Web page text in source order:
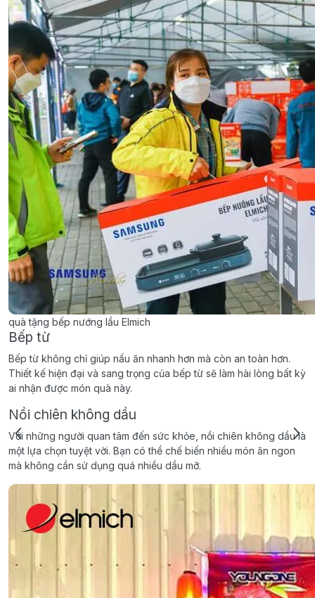
quà tặng bếp nướng lẩu Elmich
Bếp từ
Bếp từ không chỉ giúp nấu ăn nhanh hơn mà còn an toàn hơn.
Thiết kế hiện đại và sang trọng của bếp từ sẽ làm hài lòng bất kỳ
ai nhận được món quà này.
Nồi chiên không dầu
Với những người quan tâm đến sức khỏe, nồi chiên không dầu là
một lựa chọn tuyệt vời. Bạn có thể chế biến nhiều món ăn ngon
mà không cần sử dụng quá nhiều dầu mỡ.